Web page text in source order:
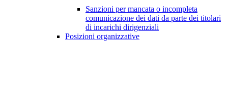
Sanzioni per mancata o incompleta
comunicazione dei dati da parte dei titolari
di incarichi dirigenziali
Posizioni organizzative